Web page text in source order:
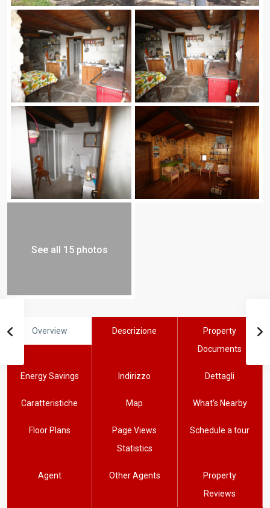
See all 15 photos
Overview Descrizione
Property
Documents
Energy Savings Indirizzo Dettagli
Caratteristiche Map What's Nearby
Floor Plans
Page Views
Statistics
Schedule a tour
Agent Other Agents
Property
Reviews